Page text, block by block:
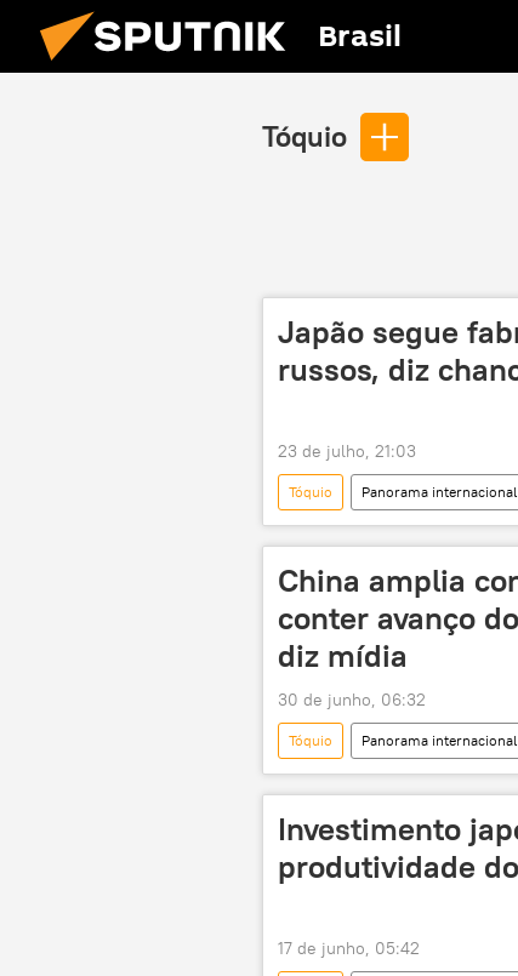
Brasil
Tóquio
Japão segue
russos, diz
23 de julho, 21:03
Tóquio Panorama internacional
Moscou
Ministério das
China amplia
conter avanço
diz mídia
30 de junho, 06:32
Tóquio Panorama internacional
exportação
Global Times
Investimento
produtividade
17 de junho, 05:42